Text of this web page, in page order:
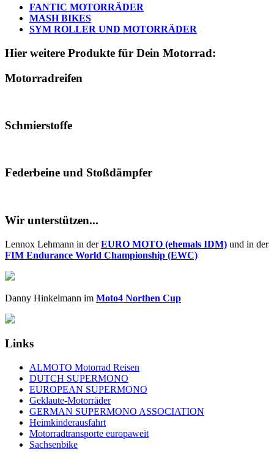
FANTIC MOTORRÄDER
MASH BIKES
SYM ROLLER UND MOTORRÄDER
Hier weitere Produkte für Dein Motorrad:
Motorradreifen
Schmierstoffe
Federbeine und Stoßdämpfer
Wir unterstützen...
Lennox Lehmann in derEURO MOTO (ehemals IDM) und in der
FIM Endurance World Championship (EWC)
Danny Hinkelmann im Moto4 Northen Cup
Links
ALMOTO Motorrad Reisen
DUTCH SUPERMONO
EUROPEAN SUPERMONO
Geklaute-Motorräder
GERMAN SUPERMONO ASSOCIATION
Heimkinderausfahrt
Motorradtransporte europaweit
Sachsenbike